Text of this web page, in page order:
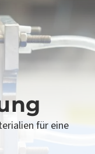
für eine